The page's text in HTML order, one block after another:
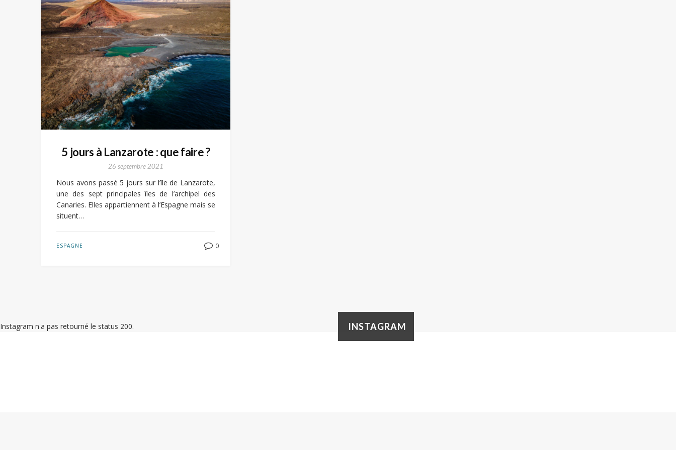
5 jours à Lanzarote : que faire ?
26 septembre 2021
Nous avons passé 5 jours sur l’île de Lanzarote,
une des sept principales îles de l’archipel des
Canaries. Elles appartiennent à l’Espagne mais se
situent…
ESPAGNE 0
INSTAGRAM
Instagram n'a pas retourné le status 200.